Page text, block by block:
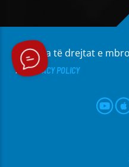
Të gjitha të drejtat e
PRIVACY POLICY